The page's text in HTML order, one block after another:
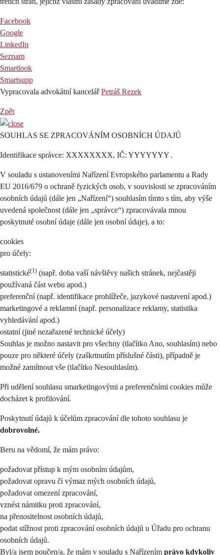
Facebook
Google
LinkedIn
Seznam
Smartlook
Smartsupp
Vypracovala advokátní kancelářPetráš Rezek
Zpět
SOUHLAS SE ZPRACOVÁNÍM OSOBNÍCH ÚDAJŮ
Identifikace správce: XXXXXXXX, IČ: YYYYYYY .
V souladu s ustanoveními Nařízení Evropského parlamentu a Rady
EU 2016/679 o ochraně fyzických osob, v souvislosti se zpracováním
osobních údajů (dále jen „Nařízení“) souhlasím tímto s tím, aby výše
uvedená společnost (dále jen „správce“) zpracovávala mnou
poskytnuté osobní údaje (dále jen osobní údaje), a to:
cookies
pro účely:
statistické(1) (např. doba vaší návštěvy našich stránek, nejčastěji
používaná část webu apod.)
preferenční (např. identifikace prohlížeče, jazykové nastavení apod.)
marketingové a reklamní (např. personalizace reklamy, statistika
vyhledávání apod.)
ostatní (jiné nezařazené technické účely)
Souhlas je možno nastavit pro všechny (tlačítko Ano, souhlasím) nebo
pouze pro některé účely (zaškrtnutím příslušné části), případně je
možné zamítnout vše (tlačítko Nesouhlasím).
Při udělení souhlasu smarketingovými a preferenčními cookies může
docházet k profilování.
Poskytnutí údajů k účelům zpracování dle tohoto souhlasu je
dobrovolné.
Beru na vědomí, že mám právo:
požadovat přístup k mým osobním údajům,
požadovat opravu či výmaz mých osobních údajů,
požadovat omezení zpracování,
vznést námitku proti zpracování,
na přenositelnost osobních údajů,
podat stížnost proti zpracování osobních údajů u Úřadu pro ochranu
osobních údajů.
Byl/a jsem poučen/a, že mám v souladu s Nařízením právo kdykoliv